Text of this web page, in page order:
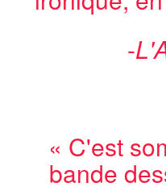
-
« C'est
bande